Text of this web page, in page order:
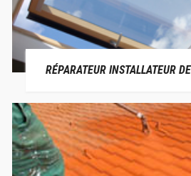
RÉPARATEUR INSTALLATEUR